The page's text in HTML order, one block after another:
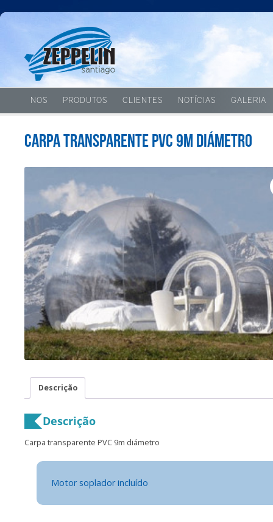
NOS PRODUTOS CLIENTES NOTÍCIAS GALERIA
Carpa transparente PVC 9m diámetro
Descrição
Descrição
Carpa transparente PVC 9m diámetro
Motor soplador incluído